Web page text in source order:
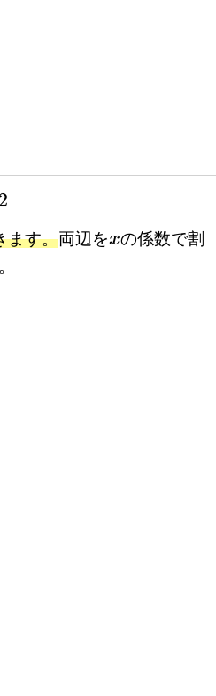
ます。両辺をxの係数で割